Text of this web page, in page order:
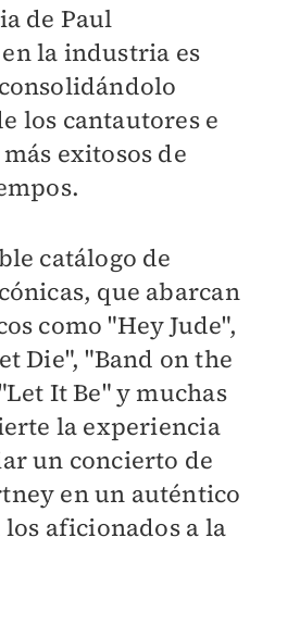
de Paul
la industria es
los cantautores e
exitosos de
catálogo de
que abarcan
como "Hey Jude",
Die", "Band on the
It Be" y muchas
la experiencia
un concierto de
en un auténtico
aficionados a la